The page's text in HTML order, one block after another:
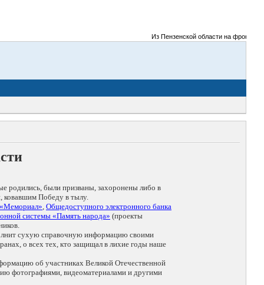
Из Пензенской области на фронты
родились, были призваны, захоронены либо в
ковавшим Победу в тылу.
, Общедоступного электронного банка
системы «Память народа» (проекты
сухую справочную информацию своими
о всех тех, кто защищал в лихие годы наше
об участниках Великой Отечественной
фотографиями, видеоматериалами и другими